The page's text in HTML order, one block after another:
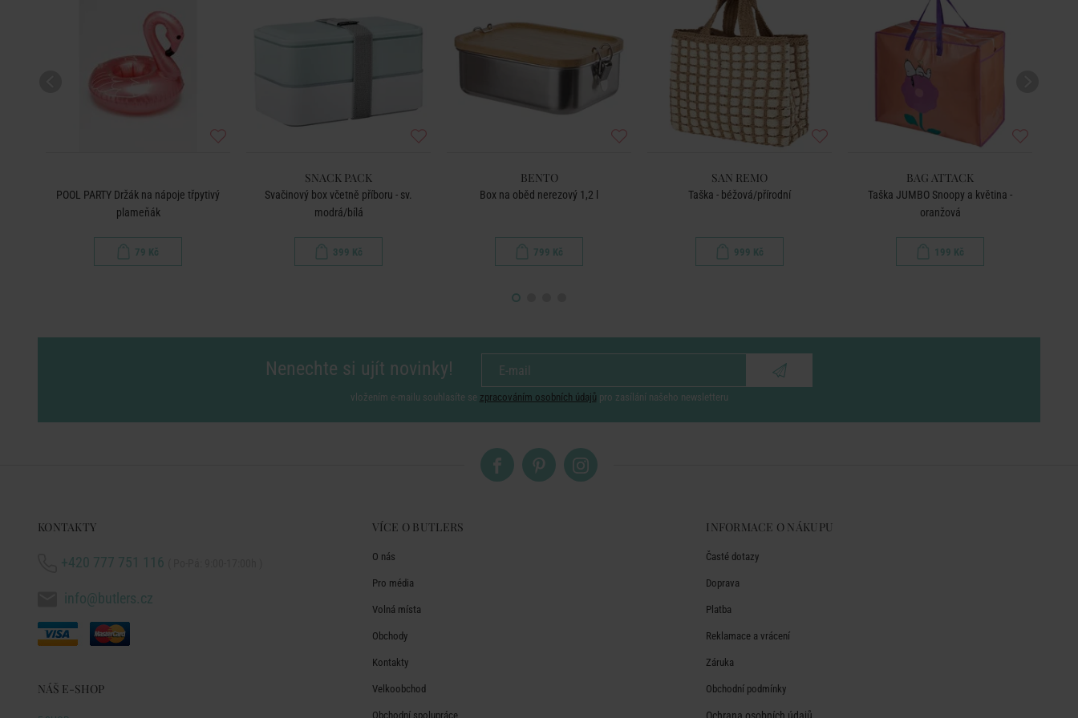
POOL PARTY Držák na nápoje třpytivý
plameňák
79 Kč
SNACK PACK
Svačinový box včetně příboru - sv.
modrá/bílá
399 Kč
BENTO
Box na oběd nerezový 1,2 l
799 Kč
SAN REMO
Taška - béžová/přírodní
999 Kč
BAG ATTACK
Taška JUMBO Snoopy a květina -
oranžová
199 Kč
Nenechte si ujít novinky!
vložením e-mailu souhlasíte se zpracováním osobních údajů pro zasílání našeho newsletteru
KONTAKTY
+420 777 751 116
info@butlers.cz
NÁŠ E-SHOP
VÍCE O BUTLERS
O nás
Pro média
Volná místa
Obchody
Kontakty
Velkoobchod
Obchodní spolupráce
INFORMACE O NÁKUPU
Časté dotazy
Doprava
Platba
Reklamace a vrácení
Záruka
Obchodní podmínky